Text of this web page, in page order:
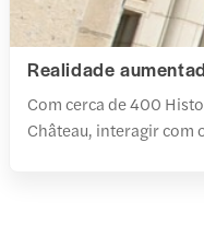
Realidade
Com cerca de 400
Château, interagir com